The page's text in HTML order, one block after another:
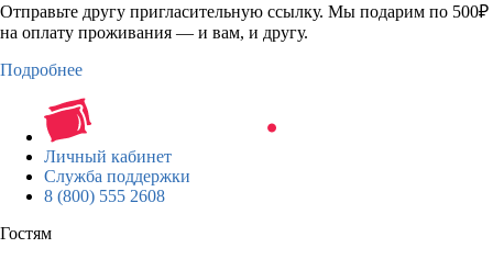
Отправьте другу пригласительную ссылку. Мы подарим по 500₽
на оплату проживания — и вам, и другу.
Подробнее
Личный кабинет
Служба поддержки
8 (800) 555 2608
Гостям